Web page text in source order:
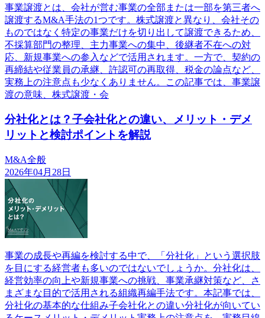
事業譲渡とは、会社が営む事業の全部または一部を第三者へ
譲渡するM&A手法の1つです。株式譲渡と異なり、会社その
ものではなく特定の事業だけを切り出して譲渡できるため、
不採算部門の整理、主力事業への集中、後継者不在への対
応、新規事業への参入などで活用されます。一方で、契約の
再締結や従業員の承継、許認可の再取得、税金の論点など、
実務上の注意点も少なくありません。この記事では、事業譲
渡の意味、株式譲渡・会
分社化とは？子会社化との違い、メリット・デメ
リットと検討ポイントを解説
M&A全般
2026年04月28日
事業の成長や再編を検討する中で、「分社化」という選択肢
を目にする経営者も多いのではないでしょうか。分社化は、
経営効率の向上や新規事業への挑戦、事業承継対策など、さ
まざまな目的で活用される組織再編手法です。本記事では、
分社化の基本的な仕組み子会社化との違い分社化が向いてい